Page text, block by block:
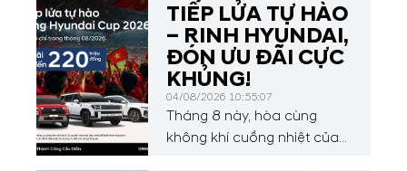
TIẾP LỬA TỰ HÀO
– RINH HYUNDAI,
ĐÓN ƯU ĐÃI CỰC
KHỦNG!
04/08/2026 10:55:07
Tháng 8 này, hòa cùng
không khí cuồng nhiệt của